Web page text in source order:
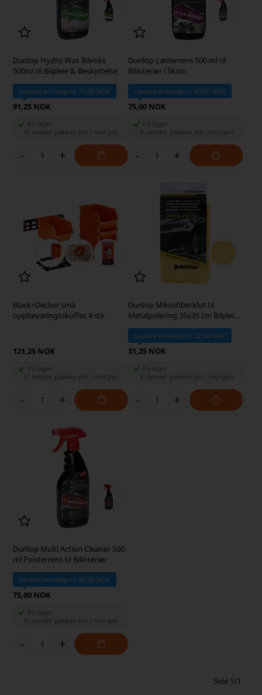
Dunlop Hydro Wax Bilvoks
500ml til Bilpleie & Beskyttelse
Laveste enhetspris: 75,00 NOK
91,25 NOK
På lager
-Vi sender pakken din i morgen
- +
Dunlop Læderrens 500 ml til
Bilinteriør i Skinn
Laveste enhetspris: 60,00 NOK
75,00 NOK
På lager
Vi sender pakken din i morgen
- +
Black+Decker små
oppbevaringsskuffer, 4 stk
121,25 NOK
På lager
-Vi sender pakken din i morgen
- +
Dunlop Mikrofiberklut til
Metalpolering 35x35 cm Bilpleie,
Gul
Laveste enhetspris: 22,50 NOK
31,25 NOK
På lager
Vi sender pakken din i morgen
- +
Dunlop Multi Action Cleaner 500
ml Polsterrens til Bilinteriør
Laveste enhetspris: 60,00 NOK
75,00 NOK
På lager
-Vi sender pakken din i morgen
- +
Side 1/1